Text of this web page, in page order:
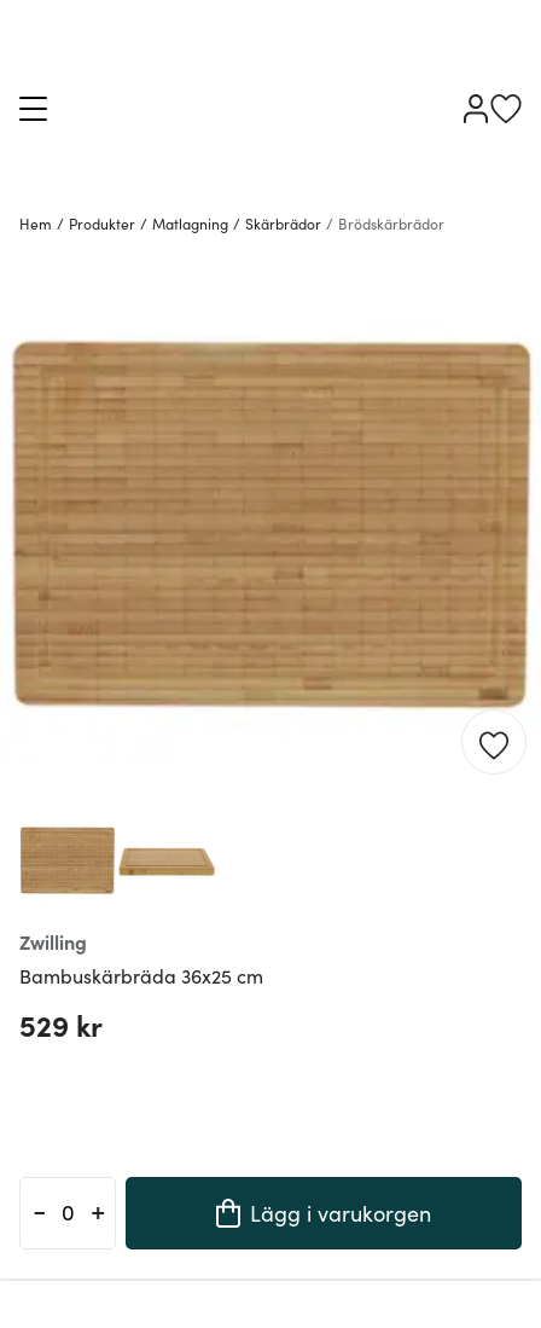
Hem / Produkter / Matlagning / Skärbrädor / Brödskärbrädor
Zwilling
Bambuskärbräda 36x25 cm
529 kr
- + Lägg i varukorgen